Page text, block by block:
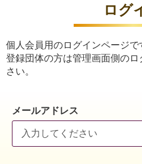
ログ
個人会員用のログインページで
登録団体の方は管理画面側の
さい。
メールアドレス